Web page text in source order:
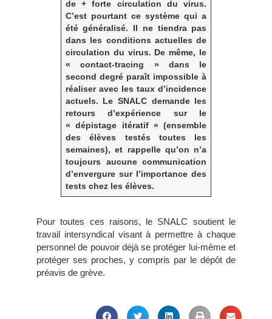
de + forte circulation du virus.
C’est pourtant ce système qui a
été généralisé. Il ne tiendra pas
dans les conditions actuelles de
circulation du virus. De même, le
« contact-tracing » dans le
second degré paraît impossible à
réaliser avec les taux d’incidence
actuels. Le SNALC demande les
retours d’expérience sur le
« dépistage itératif » (ensemble
des élèves testés toutes les
semaines), et rappelle qu’on n’a
toujours aucune communication
d’envergure sur l’importance des
tests chez les élèves.
Pour toutes ces raisons, le SNALC soutient le
travail intersyndical visant à permettre à chaque
personnel de pouvoir déjà se protéger lui-même et
protéger ses proches, y compris par le dépôt de
préavis de grève.